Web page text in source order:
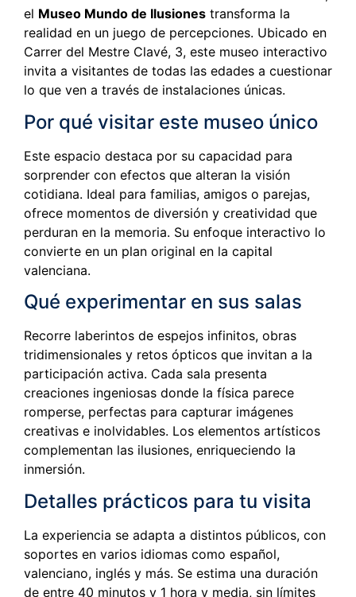
el Museo Mundo de Ilusiones transforma la
realidad en un juego de percepciones. Ubicado en
Carrer del Mestre Clavé, 3, este museo interactivo
invita a visitantes de todas las edades a cuestionar
lo que ven a través de instalaciones únicas.
Por qué visitar este museo único
Este espacio destaca por su capacidad para
sorprender con efectos que alteran la visión
cotidiana. Ideal para familias, amigos o parejas,
ofrece momentos de diversión y creatividad que
perduran en la memoria. Su enfoque interactivo lo
convierte en un plan original en la capital
valenciana.
Qué experimentar en sus salas
Recorre laberintos de espejos infinitos, obras
tridimensionales y retos ópticos que invitan a la
participación activa. Cada sala presenta
creaciones ingeniosas donde la física parece
romperse, perfectas para capturar imágenes
creativas e inolvidables. Los elementos artísticos
complementan las ilusiones, enriqueciendo la
inmersión.
Detalles prácticos para tu visita
La experiencia se adapta a distintos públicos, con
soportes en varios idiomas como español,
valenciano, inglés y más. Se estima una duración
de entre 40 minutos y 1 hora y media, sin límites